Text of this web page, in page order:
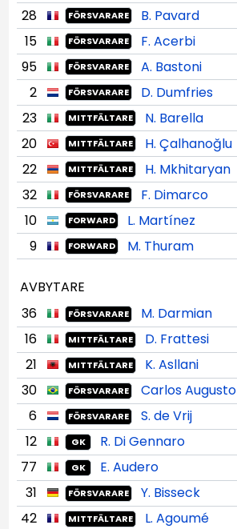
28
FÖRSVARARE B. Pavard
15 FÖRSVARARE
F. Acerbi
95
FÖRSVARARE A. Bastoni
2 FÖRSVARARE D. Dumfries
23 MITTFÄLTARE
N. Barella
20
MITTFÄLTARE H. Çalhanoğlu
22 MITTFÄLTARE H. Mkhitaryan
32 FÖRSVARARE F. Dimarco
10 FORWARD
L. Martínez
9
FORWARD M. Thuram
AVBYTARE
36
FÖRSVARARE M. Darmian
16 MITTFÄLTARE D. Frattesi
21 MITTFÄLTARE K. Asllani
30 FÖRSVARARE Carlos Augusto
6 FÖRSVARARE S. de Vrij
12 GK
R. Di Gennaro
77
GK
E. Audero
31
FÖRSVARARE
Y. Bisseck
42
MITTFÄLTARE
L. Agoumé